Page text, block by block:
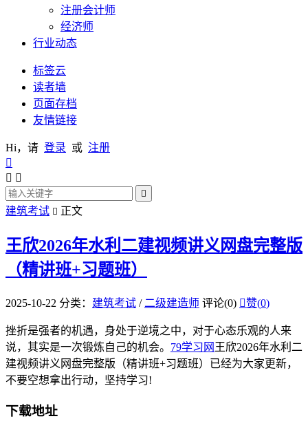
注册会计师
经济师
行业动态
标签云
读者墙
页面存档
友情链接
Hi，请 登录 或 注册

 

建筑考试  正文
王欣2026年水利二建视频讲义网盘完整版
（精讲班+习题班）
2025-10-22 分类： 建筑考试 / 二级建造师 评论(0) 赞(0)
挫折是强者的机遇，身处于逆境之中，对于心态乐观的人来
说，其实是一次锻炼自己的机会。 79学习网 王欣2026年水利二
建视频讲义网盘完整版（精讲班+习题班）已经为大家更新，
不要空想拿出行动，坚持学习!
下载地址